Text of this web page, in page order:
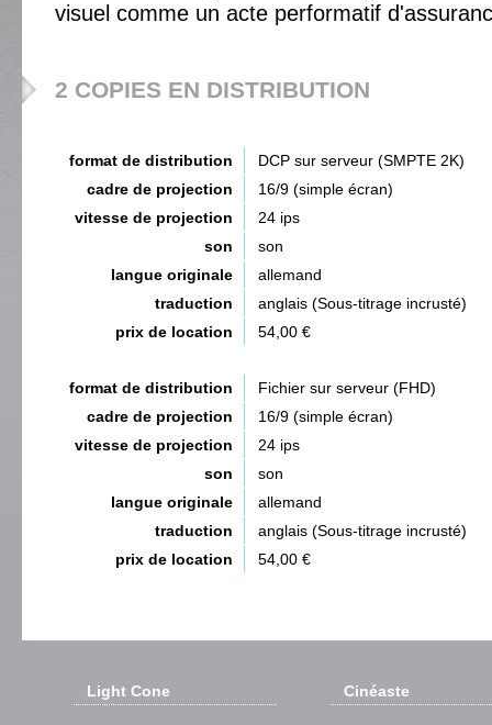
visuel comme un acte performatif
2 COPIES EN DISTRIBUTION
format de distribution
DCP sur serveur (SMPTE 2K)
cadre de projection
16/9 (simple écran)
vitesse de projection
24 ips
son
son
langue originale
allemand
traduction
anglais (Sous-titrage incrusté)
prix de location
54,00 €
format de distribution
Fichier sur serveur (FHD)
cadre de projection
16/9 (simple écran)
vitesse de projection
24 ips
son
son
langue originale
allemand
traduction
anglais (Sous-titrage incrusté)
prix de location
54,00 €
Light Cone Cinéaste